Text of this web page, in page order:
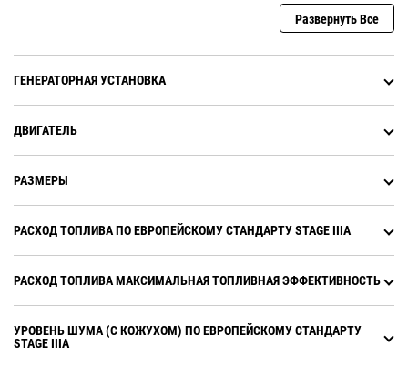
Развернуть Все
ГЕНЕРАТОРНАЯ УСТАНОВКА
ДВИГАТЕЛЬ
РАЗМЕРЫ
РАСХОД ТОПЛИВА ПО ЕВРОПЕЙСКОМУ СТАНДАРТУ STAGE IIIA
РАСХОД ТОПЛИВА МАКСИМАЛЬНАЯ ТОПЛИВНАЯ ЭФФЕКТИВНОСТЬ
УРОВЕНЬ ШУМА (С КОЖУХОМ) ПО ЕВРОПЕЙСКОМУ СТАНДАРТУ
STAGE IIIA